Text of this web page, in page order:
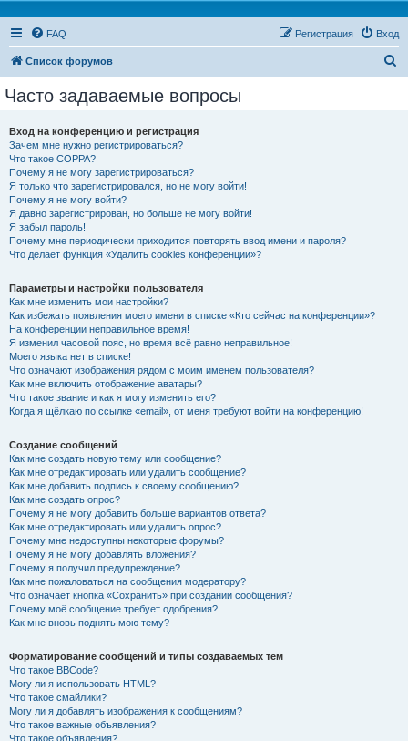
FAQ Вход
Регистрация
Список форумов
Часто задаваемые вопросы
Вход на конференцию и регистрация
Зачем мне нужно регистрироваться?
Что такое COPPA?
Почему я не могу зарегистрироваться?
Я только что зарегистрировался, но не могу войти!
Почему я не могу войти?
Я давно зарегистрирован, но больше не могу войти!
Я забыл пароль!
Почему мне периодически приходится повторять ввод имени и пароля?
Что делает функция «Удалить cookies конференции»?
Параметры и настройки пользователя
Как мне изменить мои настройки?
Как избежать появления моего имени в списке «Кто сейчас на конференции»?
На конференции неправильное время!
Я изменил часовой пояс, но время всё равно неправильное!
Моего языка нет в списке!
Что означают изображения рядом с моим именем пользователя?
Как мне включить отображение аватары?
Что такое звание и как я могу изменить его?
Когда я щёлкаю по ссылке «email», от меня требуют войти на конференцию!
Создание сообщений
Как мне создать новую тему или сообщение?
Как мне отредактировать или удалить сообщение?
Как мне добавить подпись к своему сообщению?
Как мне создать опрос?
Почему я не могу добавить больше вариантов ответа?
Как мне отредактировать или удалить опрос?
Почему мне недоступны некоторые форумы?
Почему я не могу добавлять вложения?
Почему я получил предупреждение?
Как мне пожаловаться на сообщения модератору?
Что означает кнопка «Сохранить» при создании сообщения?
Почему моё сообщение требует одобрения?
Как мне вновь поднять мою тему?
Форматирование сообщений и типы создаваемых тем
Что такое BBCode?
Могу ли я использовать HTML?
Что такое смайлики?
Могу ли я добавлять изображения к сообщениям?
Что такое важные объявления?
Что такое объявления?